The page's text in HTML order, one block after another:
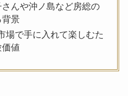
んや沖ノ島など房総の
背景
場で手に入れて楽しむた
値